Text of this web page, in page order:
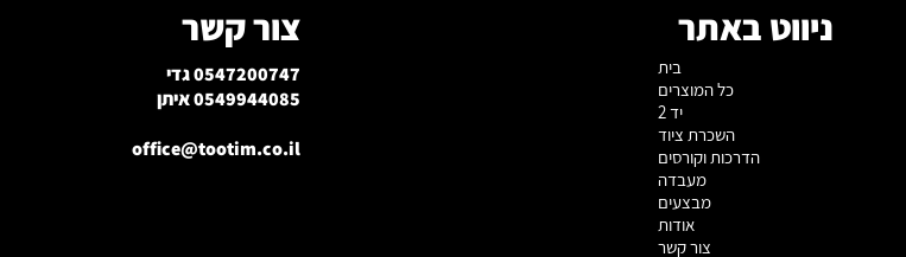
צור קשר
0547200747 גדי
0549944085 איתן
office@tootim.co.il
ניווט באתר
בית
כל המוצרים
יד 2
השכרת ציוד
הדרכות וקורסים
מעבדה
מבצעים
אודות
צור קשר